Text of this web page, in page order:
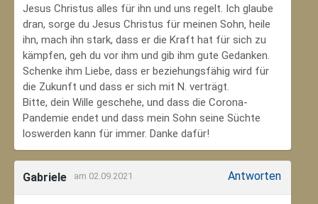
Jesus Christus alles für ihn und uns regelt. Ich glaube
dran, sorge du Jesus Christus für meinen Sohn‚ heile
ihn, mach ihn stark, dass er die Kraft hat für sich zu
kämpfen, geh du vor ihm und gib ihm gute Gedanken.
Schenke ihm Liebe, dass er beziehungsfähig wird für
die Zukunft und dass er sich mit N. verträgt.
Bitte, dein Wille geschehe, und dass die Corona-
Pandemie endet und dass mein Sohn seine Süchte
loswerden kann für immer. Danke dafür!
Gabriele am 02.09.2021 Antworten